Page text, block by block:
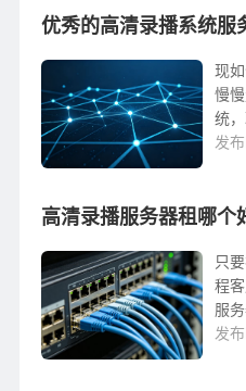
从
优秀的高清录播系统服
现
慢
统
短
作
发
高清录播服务器租哪个
只
程
服
些
发